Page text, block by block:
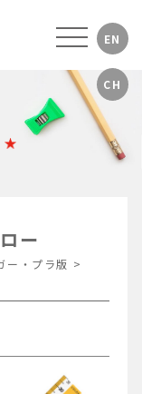
ー
ー・プラ版 >